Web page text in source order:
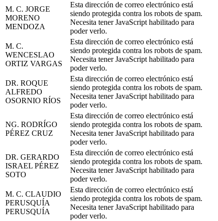
M. C. JORGE
MORENO
MENDOZA
Esta dirección de correo electrónico está
siendo protegida contra los robots de spam.
Necesita tener JavaScript habilitado para
poder verlo.
M. C.
WENCESLAO
ORTIZ VARGAS
Esta dirección de correo electrónico está
siendo protegida contra los robots de spam.
Necesita tener JavaScript habilitado para
poder verlo.
DR. ROQUE
ALFREDO
OSORNIO RÍOS
Esta dirección de correo electrónico está
siendo protegida contra los robots de spam.
Necesita tener JavaScript habilitado para
poder verlo.
NG. RODRÍGO
PÉREZ CRUZ
Esta dirección de correo electrónico está
siendo protegida contra los robots de spam.
Necesita tener JavaScript habilitado para
poder verlo.
DR. GERARDO
ISRAEL PÉREZ
SOTO
Esta dirección de correo electrónico está
siendo protegida contra los robots de spam.
Necesita tener JavaScript habilitado para
poder verlo.
M. C. CLAUDIO
PERUSQUÍA
PERUSQUÍA
Esta dirección de correo electrónico está
siendo protegida contra los robots de spam.
Necesita tener JavaScript habilitado para
poder verlo.